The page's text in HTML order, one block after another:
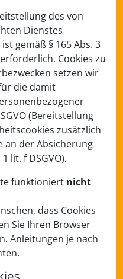
des von
Dienstes
gemäß § 165 Abs. 3
Cookies zu
setzen wir
die damit
(Bereitstellung
zusätzlich
an der Absicherung
lit. f DSGVO).
funktioniert nicht
dass Cookies
Sie Ihren Browser
Anleitungen je nach